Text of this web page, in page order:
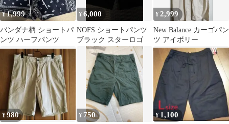
¥1,999
バンダナ柄 ショートパ
ンツ ハーフパンツ
¥6,000
NOFS ショートパンツ
ブラック スターロゴ
¥ 2,999
New Balance カーゴパン
ツ アイボリー
¥980 ¥ 750 ¥ 1,100